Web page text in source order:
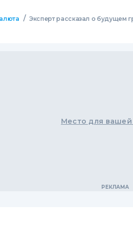
/ Эксперт рассказал о будущем
Место для